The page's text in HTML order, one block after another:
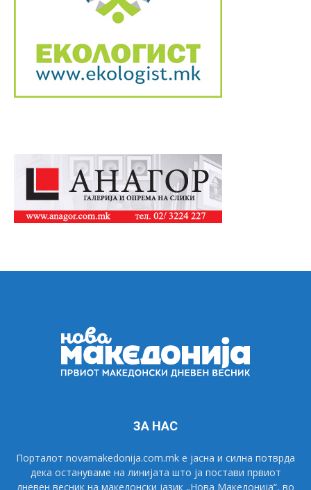
ЗА НАС
Порталот novamakedonija.com.mk е јасна и силна потврда
дека остануваме на линијата што ја постави првиот
дневен весник на македонски јазик „Нова Македонија“, во